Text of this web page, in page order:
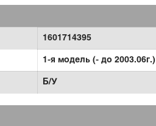
1601714395
1-я модель (- до 2003.06г.)
Б/У